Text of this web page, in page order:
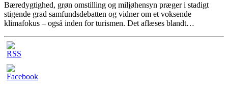
Bæredygtighed, grøn omstilling og miljøhensyn præger i stadigt
stigende grad samfundsdebatten og vidner om et voksende
klimafokus – også inden for turismen. Det aflæses blandt…